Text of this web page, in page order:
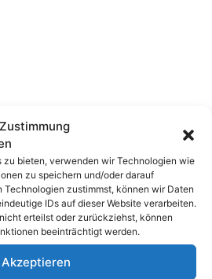
zu bieten, verwenden wir Technologien wie
zu speichern und/oder darauf
Technologien zustimmst, können wir Daten
IDs auf dieser Website verarbeiten.
erteilst oder zurückziehst, können
beeinträchtigt werden.
Akzeptieren